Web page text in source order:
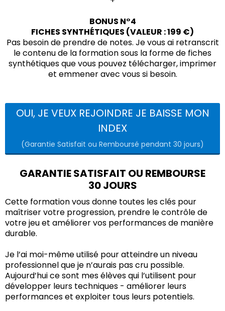
BONUS N°4
FICHES SYNTHÉTIQUES (VALEUR : 199 €)
Pas besoin de prendre de notes. Je vous ai retranscrit
le contenu de la formation sous la forme de fiches
synthétiques que vous pouvez télécharger, imprimer
et emmener avec vous si besoin.
OUI, JE VEUX REJOINDRE JE BAISSE MON
INDEX
(Garantie Satisfait ou Remboursé pendant 30 jours)
GARANTIE SATISFAIT OU REMBOURSE
30 JOURS
Cette formation vous donne toutes les clés pour
maîtriser votre progression, prendre le contrôle de
votre jeu et améliorer vos performances de manière
durable.
Je l’ai moi-même utilisé pour atteindre un niveau
professionnel que je n’aurais pas cru possible.
Aujourd’hui ce sont mes élèves qui l’utilisent pour
développer leurs techniques - améliorer leurs
performances et exploiter tous leurs potentiels.